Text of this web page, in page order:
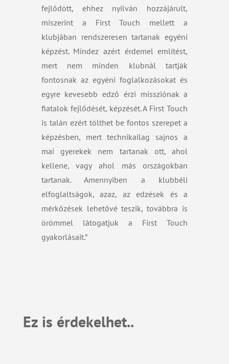
fejlődött, ehhez nyilván hozzájárult,
miszerint a First Touch mellett a
klubjában rendszeresen tartanak egyéni
képzést. Mindez azért érdemel említést,
mert nem minden klubnál tartják
fontosnak az egyéni foglalkozásokat és
egyre kevesebb edző érzi missziónak a
fiatalok fejlődését, képzését. A First Touch
is talán ezért tölthet be fontos szerepet a
képzésben, mert technikailag sajnos a
mai gyerekek nem tartanak ott, ahol
kellene, vagy ahol más országokban
tartanak. Amennyiben a klubbéli
elfoglaltságok, azaz, az edzések és a
mérkőzések lehetővé teszik, továbbra is
örömmel látogatjuk a First Touch
gyakorlásait.”
Ez is érdekelhet..